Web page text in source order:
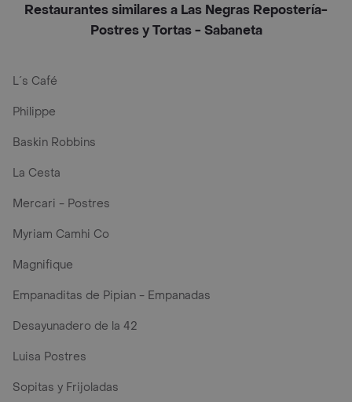
Restaurantes similares a Las Negras Repostería-
Postres y Tortas - Sabaneta
L´s Café
Philippe
Baskin Robbins
La Cesta
Mercari - Postres
Myriam Camhi Co
Magnifique
Empanaditas de Pipian - Empanadas
Desayunadero de la 42
Luisa Postres
Sopitas y Frijoladas